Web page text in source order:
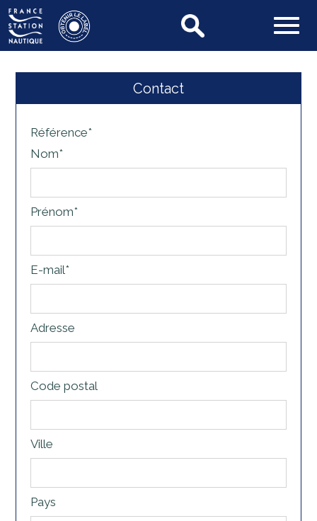
Contact
Référence*
Nom*
Prénom*
E-mail*
Adresse
Code postal
Ville
Pays